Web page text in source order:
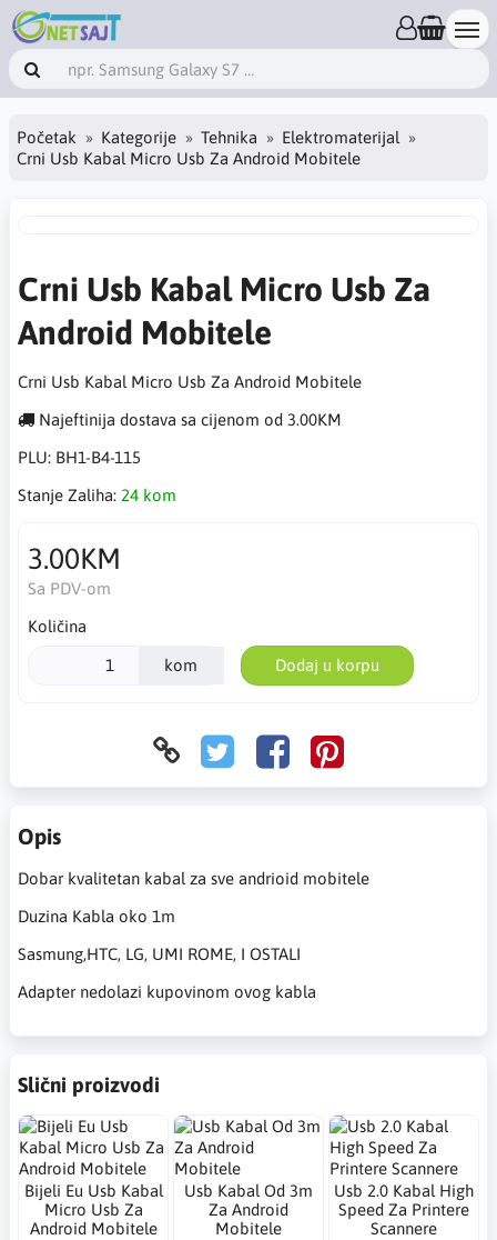
Početak Kategorije Tehnika
Elektromaterijal
Crni Usb Kabal Micro Usb Za Android Mobitele
Crni Usb Kabal Micro Usb Za
Android Mobitele
Crni Usb Kabal Micro Usb Za Android Mobitele
Najeftinija dostava sa cijenom od 3.00KM
PLU: BH1-B4-115
Stanje Zaliha: 24 kom
3.00KM
Sa PDV-om
Količina
kom Dodaj u korpu
Opis
Dobar kvalitetan kabal za sve andrioid mobitele
Duzina Kabla oko 1m
Sasmung,HTC, LG, UMI ROME, I OSTALI
Adapter nedolazi kupovinom ovog kabla
Slični proizvodi
Bijeli Eu Usb Kabal
Micro Usb Za
Android Mobitele
Usb Kabal Od 3m
Za Android
Mobitele
Usb 2.0 Kabal High
Speed Za Printere
Scannere